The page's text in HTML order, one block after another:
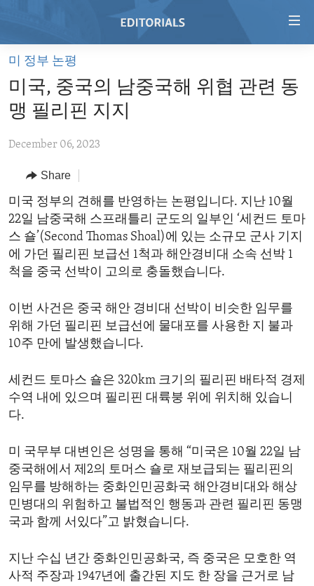
Skip
main
content
to
Navigation
Skip
to
Search
HOME
VIDEO
REGIONS
AFRICA
AMERICAS
ASIA
EUROPE
MIDDLE EAST
TOPICS
HUMAN RIGHTS
SECURITY AND DEFENSE
AID AND DEVELOPMENT
DEMOCRACY AND GOVERNANCE
ECONOMY AND TRADE
ENVIRONMENT AND HEALTH
ARCHIVE
ABOUT US
FOLLOW US
미 정부 논평
미국, 중국의 남중국해 위협 관련 동
맹 필리핀 지지
December 06, 2023
Share
미국 정부의 견해를 반영하는 논평입니다. 지난 10월
22일 남중국해 스프래틀리 군도의 일부인 ‘세컨드 토마
스 숄’(Second Thomas Shoal)에 있는 소규모 군사 기지
에 가던 필리핀 보급선 1척과 해안경비대 소속 선박 1
척을 중국 선박이 고의로 충돌했습니다.
이번 사건은 중국 해안 경비대 선박이 비슷한 임무를
위해 가던 필리핀 보급선에 물대포를 사용한 지 불과
10주 만에 발생했습니다.
세컨드 토마스 숄은 320km 크기의 필리핀 배타적 경제
수역 내에 있으며 필리핀 대륙붕 위에 위치해 있습니
다.
미 국무부 대변인은 성명을 통해 “미국은 10월 22일 남
중국해에서 제2의 토머스 숄로 재보급되는 필리핀의
임무를 방해하는 중화인민공화국 해안경비대와 해상
민병대의 위험하고 불법적인 행동과 관련 필리핀 동맹
국과 함께 서있다”고 밝혔습니다.
지난 수십 년간 중화인민공화국, 즉 중국은 모호한 역
사적 주장과 1947년에 출간된 지도 한 장을 근거로 남